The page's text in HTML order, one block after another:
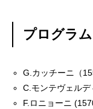
プログラム
G.カッチーニ（
C.モンテヴェル
F.ロニョーニ